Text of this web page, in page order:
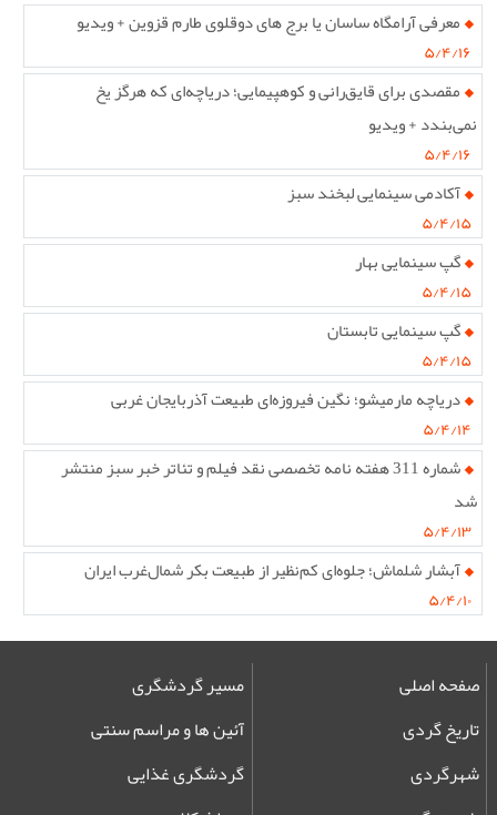
معرفی آرامگاه ساسان یا برج های دوقلوی طارم قزوین + ویدیو
۵/۴/۱۶
مقصدی برای قایق‌رانی و کوهپیمایی؛ دریاچه‌ای که هرگز یخ
نمی‌بندد + ویدیو
۵/۴/۱۶
آکادمی سینمایی لبخند سبز
۵/۴/۱۵
گپ سینمایی بهار
۵/۴/۱۵
گپ سینمایی تابستان
۵/۴/۱۵
دریاچه مارمیشو؛ نگین فیروزه‌ای طبیعت آذربایجان غربی
۵/۴/۱۴
شماره 311 هفته نامه تخصصی نقد فیلم و تئاتر خبر سبز منتشر
شد
۵/۴/۱۳
آبشار شلماش؛ جلوه‌ای کم‌نظیر از طبیعت بکر شمال‌غرب ایران
۵/۴/۱۰
صفحه اصلی
تاریخ گردی
شهرگردی
مسیر گردشگری
آئین ها و مراسم سنتی
گردشگری غذایی